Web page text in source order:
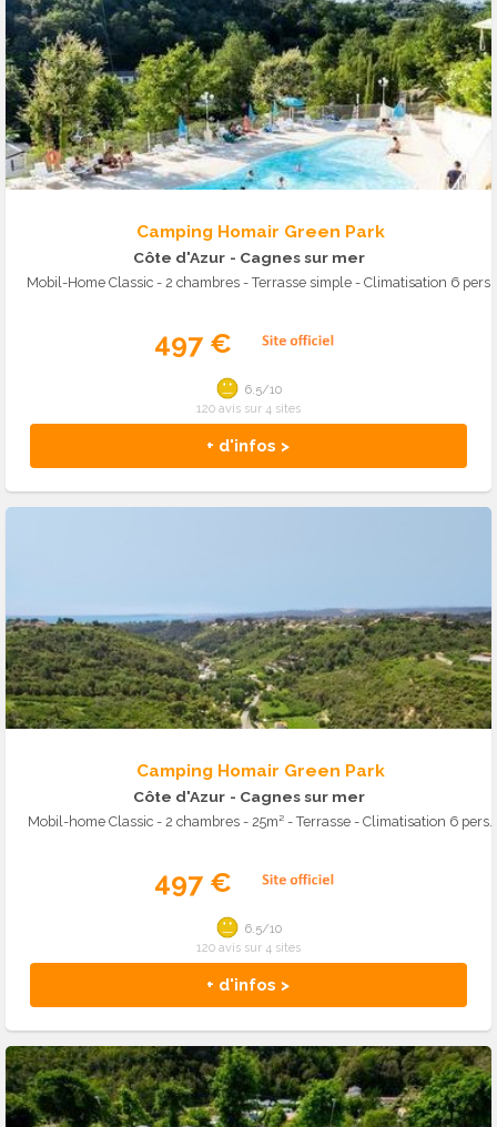
Camping Homair Green Park
Côte d'Azur - Cagnes sur mer
Mobil-Home Classic - 2 chambres - Terrasse simple - Climatisation 6 pers.
497 €
+ d'infos >
6.5/10
120 avis sur 4 sites
Camping Homair Green Park
Côte d'Azur - Cagnes sur mer
Mobil-home Classic - 2 chambres - 25m² - Terrasse - Climatisation 6 pers.
497 €
+ d'infos >
6.5/10
120 avis sur 4 sites